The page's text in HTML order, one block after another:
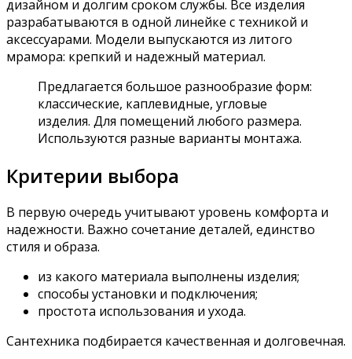
дизайном и долгим сроком службы. Все изделия
разрабатываются в одной линейке с техникой и
аксессуарами. Модели выпускаются из литого
мрамора: крепкий и надежный материал.
Предлагается большое разнообразие форм:
классические, каплевидные, угловые
изделия. Для помещений любого размера.
Используются разные варианты монтажа.
Критерии выбора
В первую очередь учитывают уровень комфорта и
надежности. Важно сочетание деталей, единство
стиля и образа.
из какого материала выполнены изделия;
способы установки и подключения;
простота использования и ухода.
Сантехника подбирается качественная и долговечная.